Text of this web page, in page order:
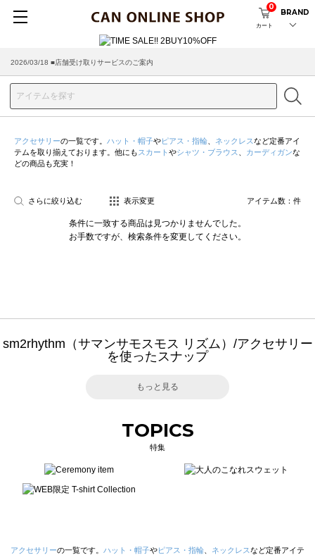
カート
0
BRAND
2026/03/18 ■店舗受け取りサービスのご案内
アクセサリーの一覧です。 ハット・帽子やピアス・指輪 ネックレスなど定番アイ
テムを取り揃えております。他にも スカート やシャツ・ブラウス カーディガンな
どの商品も充実！
さらに絞り込む 表示変更 アイテム数： 件
条件に一致する商品は見つかりませんでした。
お手数ですが、検索条件を変更してください。
sm2rhythm（サマンサモスモス リズム）/アクセサリー
を使ったスナップ
もっと見る
TOPICS
特集
アクセサリーの一覧です。 ハット・帽子やピアス・指輪 ネックレスなど定番アイテ